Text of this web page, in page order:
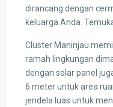
dirancang dengan
keluarga Anda.
Cluster Maninjau
ramah lingkungan
dengan solar panel
6 meter untuk area
jendela luas untuk